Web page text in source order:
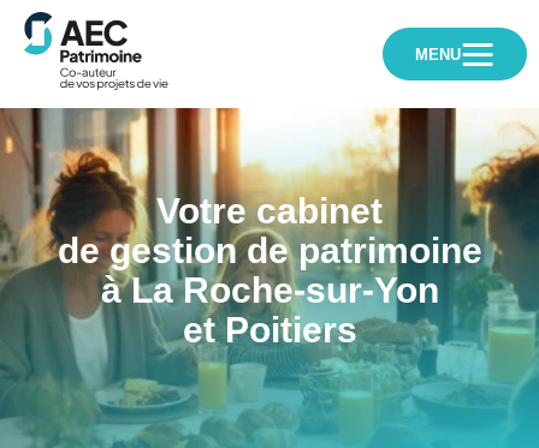
MENU
Votre cabinet
de gestion de patrimoine
à La Roche-sur-Yon
et Poitiers